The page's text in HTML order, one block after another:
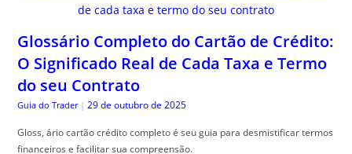
Glossário Completo do Cartão de Crédito:
O Significado Real de Cada Taxa e Termo
do seu Contrato
Guia do Trader | 29 de outubro de 2025
Gloss, ário cartão crédito completo é seu guia para desmistificar termos
financeiros e facilitar sua compreensão.